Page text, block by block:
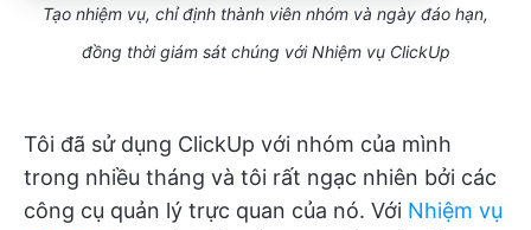
Tạo nhiệm vụ, chỉ định thành viên nhóm và ngày đáo hạn,
đồng thời giám sát chúng với Nhiệm vụ ClickUp
Tôi đã sử dụng ClickUp với nhóm của mình
trong nhiều tháng và tôi rất ngạc nhiên bởi các
công cụ quản lý trực quan của nó. Với Nhiệm vụ